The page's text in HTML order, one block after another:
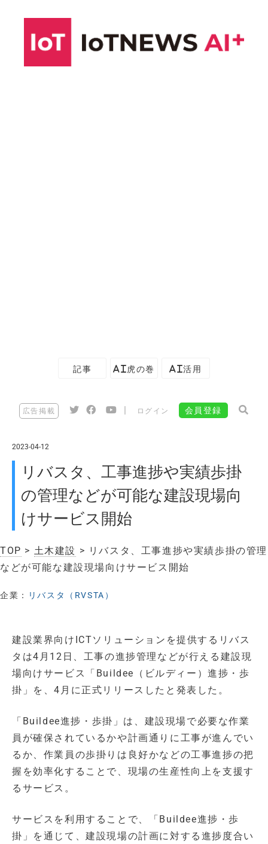
記事 AI虎の巻 AI活用
広告掲載 ログイン 会員登録
2023-04-12
リバスタ、工事進捗や実績歩掛
の管理などが可能な建設現場向
けサービス開始
TOP > 土木建設 > リバスタ、工事進捗や実績歩掛の管理
などが可能な建設現場向けサービス開始
企業： リバスタ（RVSTA）
建設業界向けICTソリューションを提供するリバス
タは4月12日、工事の進捗管理などが行える建設現
場向けサービス「Buildee（ビルディー）進捗・歩
掛」を、4月に正式リリースしたと発表した。
「Buildee進捗・歩掛」は、建設現場で必要な作業
員が確保されているかや計画通りに工事が進んでい
るか、作業員の歩掛りは良好かなどの工事進捗の把
握を効率化することで、現場の生産性向上を支援す
るサービス。
サービスを利用することで、「Buildee進捗・歩
掛」を通じて、建設現場の計画に対する進捗度合い